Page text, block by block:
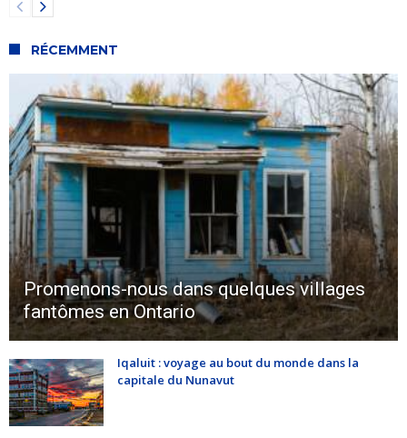
RÉCEMMENT
Promenons-nous dans quelques villages
fantômes en Ontario
Iqaluit : voyage au bout du monde dans la
capitale du Nunavut